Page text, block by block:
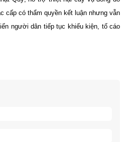
cấp có thẩm quyền kết luận nhưng vẫn
người dân tiếp tục khiếu kiện, tố cáo